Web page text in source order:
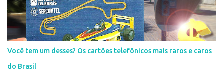
Você tem um desses? Os cartões telefônicos mais raros e caros
do Brasil